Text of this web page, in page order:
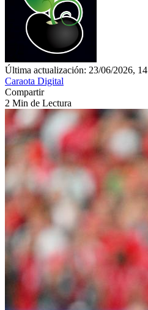
Última actualización: 23/06/2026, 14
Caraota Digital
Compartir
2 Min de Lectura